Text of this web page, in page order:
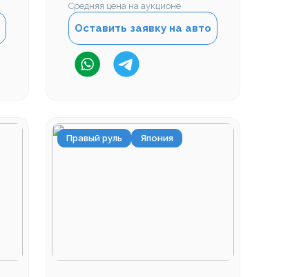
Средняя цена на аукционе
Оставить заявку на авто
Правый руль Япония